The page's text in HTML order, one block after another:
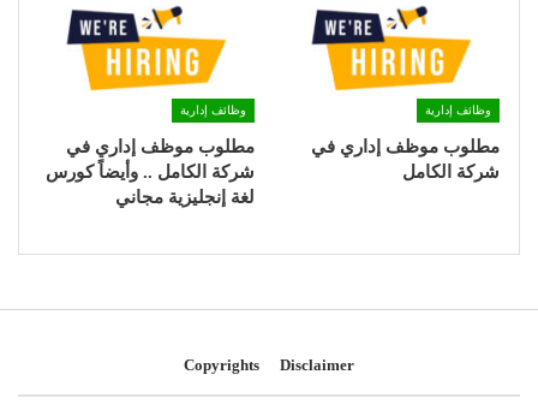
وظائف إدارية
مطلوب موظف إداري في
شركة الكامل
وظائف إدارية
مطلوب موظف إداري في
شركة الكامل .. وأيضاً كورس
لغة إنجليزية مجاني
Disclaimer
Copyrights